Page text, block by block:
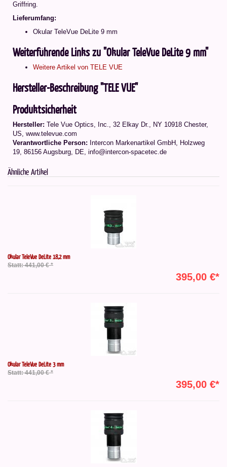
Griffring.
Lieferumfang:
Okular TeleVue DeLite 9 mm
Weiterführende Links zu "Okular TeleVue DeLite 9 mm"
Weitere Artikel von TELE VUE
Hersteller-Beschreibung "TELE VUE"
Produktsicherheit
Hersteller: Tele Vue Optics, Inc., 32 Elkay Dr., NY 10918 Chester,
US, www.televue.com
Verantwortliche Person: Intercon Markenartikel GmbH, Holzweg
19, 86156 Augsburg, DE, info@intercon-spacetec.de
Ähnliche Artikel
Okular TeleVue DeLite 18,2 mm
Statt: 441,00 € *
395,00 €*
Okular TeleVue DeLite 3 mm
Statt: 441,00 € *
395,00 €*